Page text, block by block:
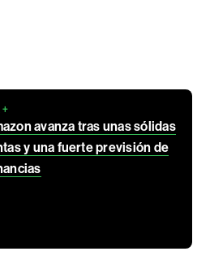
+
avanza tras unas sólidas
y una fuerte previsión de